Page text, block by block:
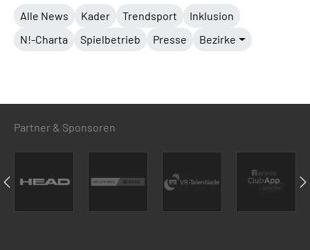
Alle News Kader Trendsport
Inklusion
N!-Charta
Spielbetrieb Presse Bezirke
Partner & Sponsoren